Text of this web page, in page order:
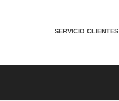
SERVICIO CLIENTES